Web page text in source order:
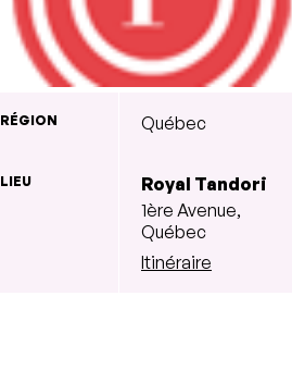
RÉGION Québec
LIEU
Royal Tandori
1ère Avenue,
Québec
Itinéraire